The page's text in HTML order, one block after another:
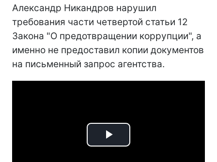
Александр Никандров нарушил
требования части четвертой статьи 12
Закона "О предотвращении коррупции", а
именно не предоставил копии документов
на письменный запрос агентства.
Play